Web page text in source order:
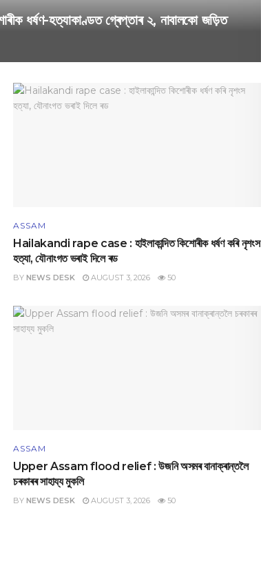
হত্যাকাণ্ডত গ্ৰেপ্তাৰ ২, নাবালকো জড়িত
ASSAM
Hailakandi rape case : হাইলাকান্দিত কিশোৰীক ধৰ্ষণ কৰি নৃশংস
হত্যা, যৌনাংগত ভৰাই দিলে ৰড
BY NEWS DESK AUGUST 3, 2026 50
ASSAM
Upper Assam flood relief : উজনি অসমৰ বানাক্ৰান্তলৈ
চৰকাৰৰ সাহায্য মুকলি
BY NEWS DESK AUGUST 3, 2026 50